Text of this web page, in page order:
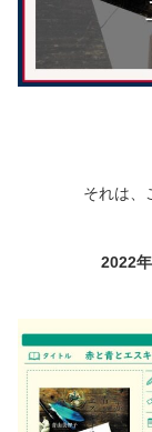
それは、
2022